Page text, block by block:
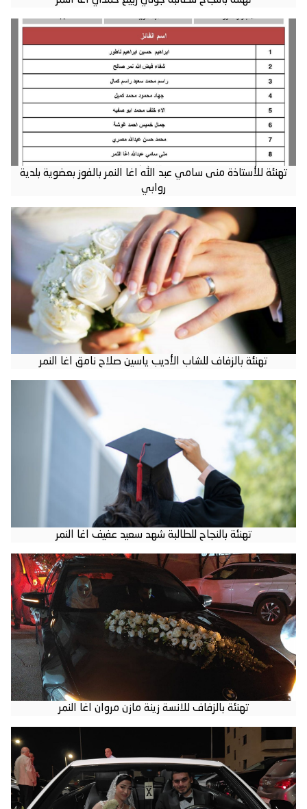
تهنئة للأستاذة منى سامي عبد الله اغا النمر بالفوز بعضوية بلدية
روابي
تهنئة بالزفاف للشاب الأديب ياسين صلاح نامق اغا النمر
تهنئة بالنجاح للطالبة شهد سعيد عفيف اغا النمر
تهنئة بالزفاف للانسة زينة مازن مروان اغا النمر